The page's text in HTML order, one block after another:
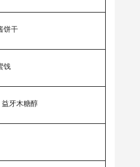
饼干
饯
牙木糖醇